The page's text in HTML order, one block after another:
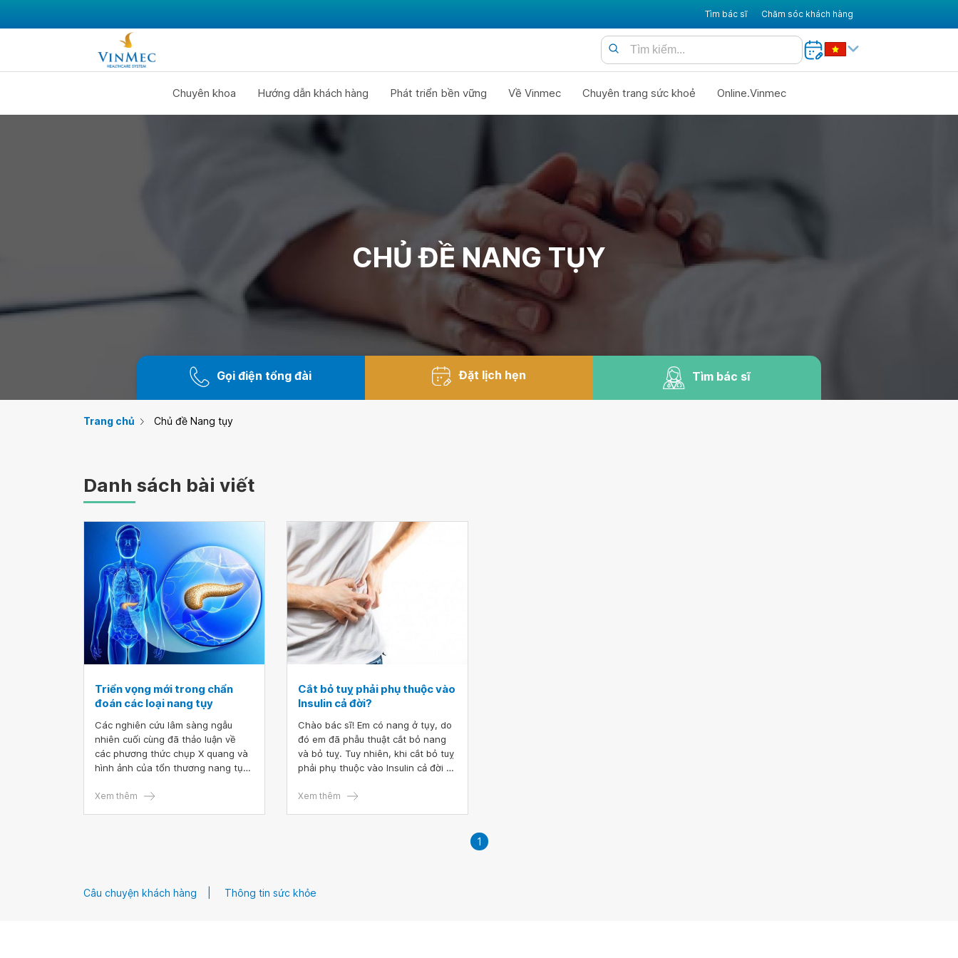
Tìm bác sĩ Chăm sóc khách hàng
Chuyên khoa Hướng dẫn khách hàng Phát triển bền vững Về Vinmec Chuyên trang sức khoẻ Online.Vinmec
CHỦ ĐỀ NANG TỤY
Gọi điện tổng đài Đặt lịch hẹn Tìm bác sĩ
Trang chủ Chủ đề Nang tụy
Danh sách bài viết
Triển vọng mới trong chẩn
đoán các loại nang tụy
Các nghiên cứu lâm sàng ngẫu
nhiên cuối cùng đã thảo luận về
các phương thức chụp X quang và
hình ảnh của tổn thương nang tụy.
vẫn cần được thực hiện để nâng
Xem thêm
Cắt bỏ tuỵ phải phụ thuộc vào
Insulin cả đời?
Chào bác sĩ! Em có nang ở tụy, do
đó em đã phẫu thuật cắt bỏ nang
và bỏ tuỵ. Tuy nhiên, khi cắt bỏ tuỵ
phải phụ thuộc vào Insulin cả đời ạ?
ơn!
Xem thêm
1
Câu chuyện khách hàng Thông tin sức khỏe